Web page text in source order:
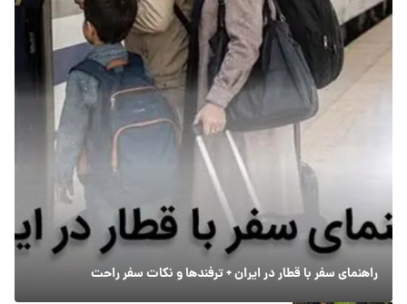
راهنمای سفر با قطار در ایران + ترفندها و نکات سفر راحت